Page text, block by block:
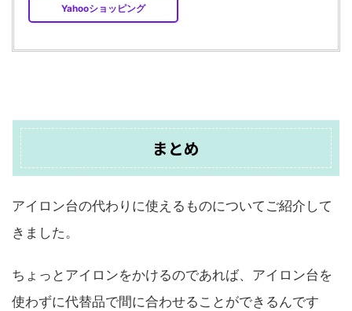
Yahooショッピング
まとめ
アイロン台の代わりに使えるものについてご紹介して
きました。
ちょっとアイロンをかけるのであれば、アイロン台を
使わずに代替品で間に合わせることができるんです